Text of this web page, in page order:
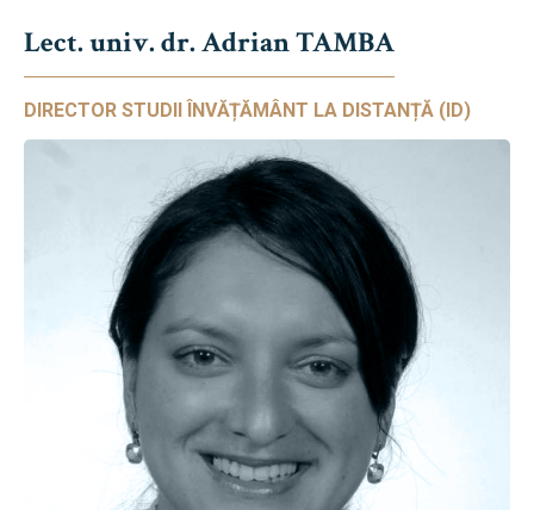
Lect. univ. dr. Adrian TAMBA
DIRECTOR STUDII ÎNVĂȚĂMÂNT LA DISTANȚĂ (ID)